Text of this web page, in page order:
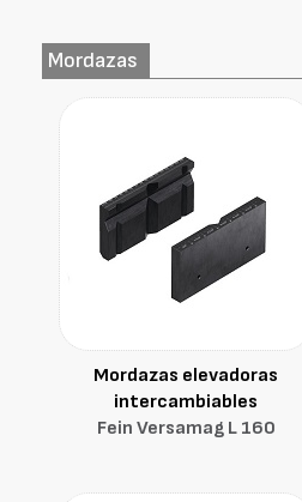
Mordazas
Mordazas elevadoras
intercambiables
Fein Versamag L 160